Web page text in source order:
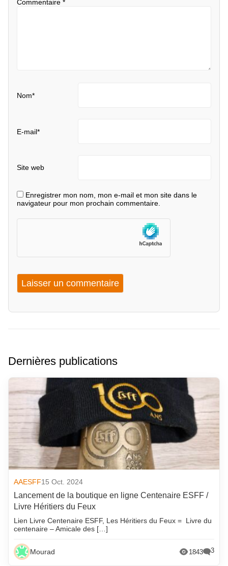
Commentaire *
Nom*
E-mail*
Site web
Enregistrer mon nom, mon e-mail et mon site dans le
navigateur pour mon prochain commentaire.
Dernières publications
AAESFF15 Oct. 2024
Lancement de la boutique en ligne Centenaire ESFF /
Livre Héritiers du Feux
Lien Livre Centenaire ESFF, Les Héritiers du Feux = Livre du
centenaire – Amicale des […]
Mourad 1843 3